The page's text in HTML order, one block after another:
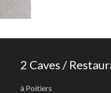
2 Caves /
à Poitiers